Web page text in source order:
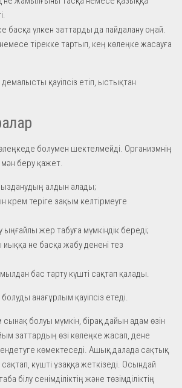
басқа үлкен заттарды да пайдалану оңай.
тірекке тартып, кең көлеңке жасауға
қауіпсіз етіп, ыстықтан
болумен шектелмейді. Организмнің
беру қажет.
алдын алады;
крем теріге зақым келтірмеуге
ыңғайлы жер табуға мүмкіндік береді;
иыққа не басқа жабу денені тез
бас тарту күшті сақтап қалады.
анағұрлым қауіпсіз етеді.
болуы мүмкін, бірақ дайын адам өзін
заттардың өзі көлеңке жасап, дене
көмектеседі. Ашық далада сақтық
күшті ұзаққа жеткізеді. Осындай
білу сенімділіктің және төзімділіктің